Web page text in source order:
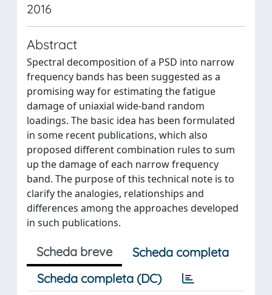
2016
Abstract
Spectral decomposition of a PSD into narrow
frequency bands has been suggested as a
promising way for estimating the fatigue
damage of uniaxial wide-band random
loadings. The basic idea has been formulated
in some recent publications, which also
proposed different combination rules to sum
up the damage of each narrow frequency
band. The purpose of this technical note is to
clarify the analogies, relationships and
differences among the approaches developed
in such publications.
Scheda breve
Scheda completa
Scheda completa (DC)